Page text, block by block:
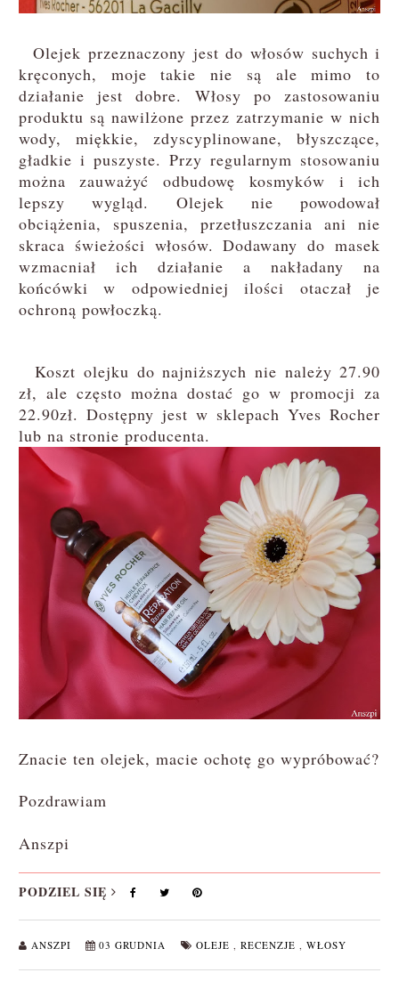
Olejek przeznaczony jest do włosów suchych i
kręconych, moje takie nie są ale mimo to
działanie jest dobre. Włosy po zastosowaniu
produktu są nawilżone przez zatrzymanie w nich
wody, miękkie, zdyscyplinowane, błyszczące,
gładkie i puszyste. Przy regularnym stosowaniu
można zauważyć odbudowę kosmyków i ich
lepszy wygląd. Olejek nie powodował
obciążenia, spuszenia, przetłuszczania ani nie
skraca świeżości włosów. Dodawany do masek
wzmacniał ich działanie a nakładany na
końcówki w odpowiedniej ilości otaczał je
ochroną powłoczką.
Koszt olejku do najniższych nie należy 27.90
zł, ale często można dostać go w promocji za
22.90zł. Dostępny jest w sklepach Yves Rocher
lub na stronie producenta.
Znacie ten olejek, macie ochotę go wypróbować?
Pozdrawiam
Anszpi
PODZIEL SIĘ
ANSZPI 03 GRUDNIA OLEJE , RECENZJE , WŁOSY